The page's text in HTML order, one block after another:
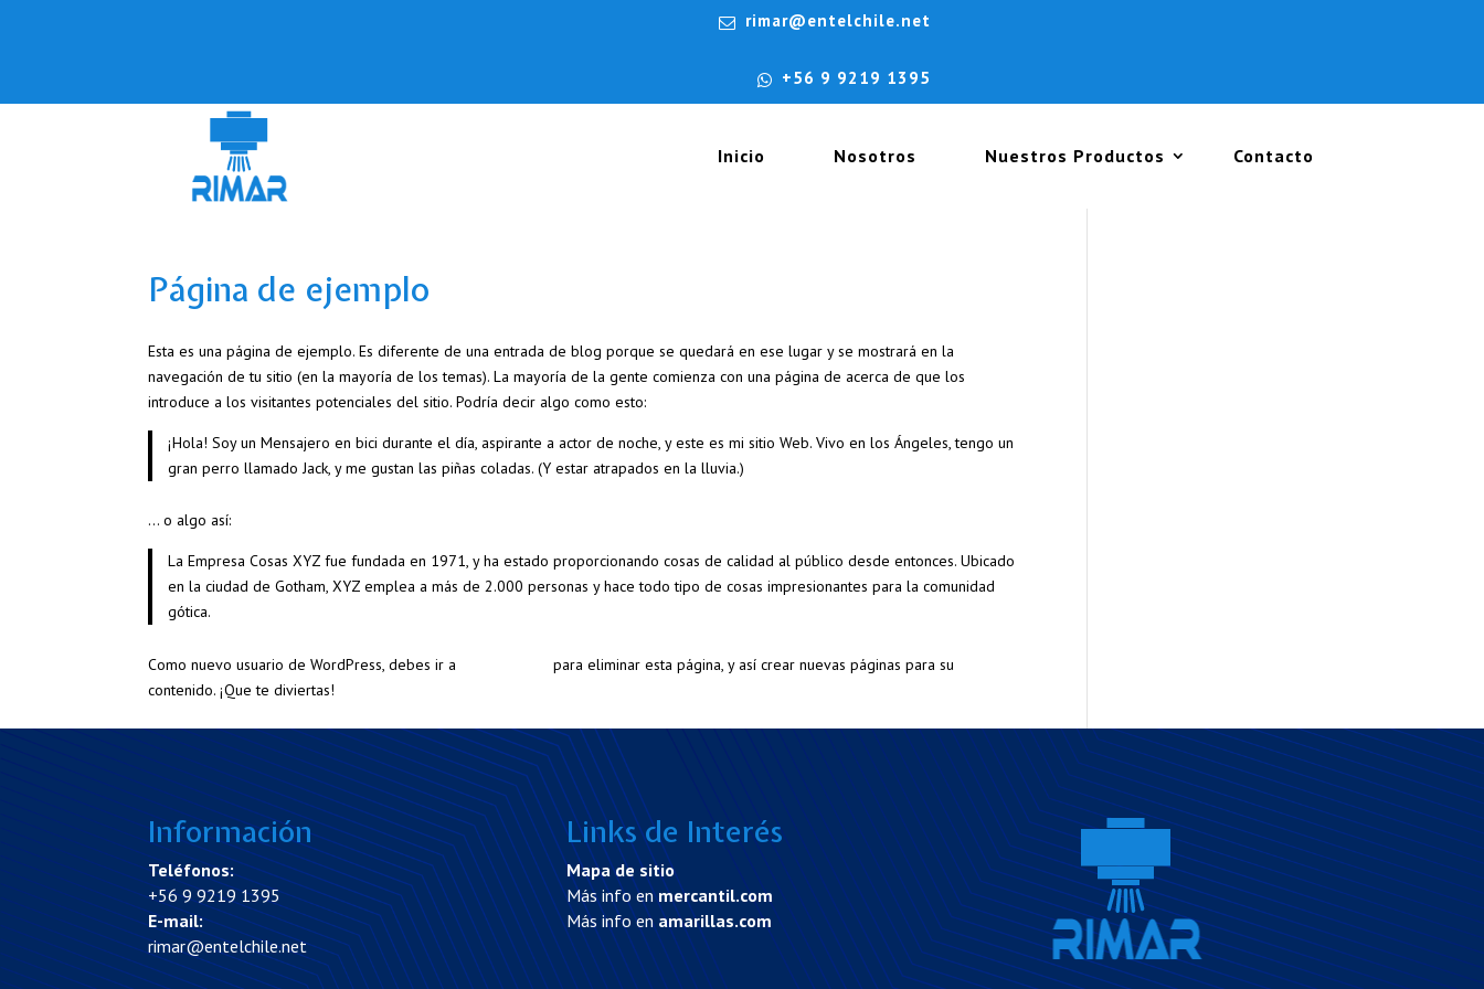
rimar@entelchile.net
+56 9 9219 1395
Inicio Nosotros Nuestros Productos Contacto
Página de ejemplo
Esta es una página de ejemplo. Es diferente de una entrada de blog porque se quedará en ese lugar y se mostrará en la
navegación de tu sitio (en la mayoría de los temas). La mayoría de la gente comienza con una página de acerca de que los
introduce a los visitantes potenciales del sitio. Podría decir algo como esto:
¡Hola! Soy un Mensajero en bici durante el día, aspirante a actor de noche, y este es mi sitio Web. Vivo en los Ángeles, tengo un
gran perro llamado Jack, y me gustan las piñas coladas. (Y estar atrapados en la lluvia.)
… o algo así:
La Empresa Cosas XYZ fue fundada en 1971, y ha estado proporcionando cosas de calidad al público desde entonces. Ubicado
en la ciudad de Gotham, XYZ emplea a más de 2.000 personas y hace todo tipo de cosas impresionantes para la comunidad
gótica.
Como nuevo usuario de WordPress, debes ir a
para eliminar esta página, y así crear nuevas páginas para su
contenido. ¡Que te diviertas!
Información
Teléfonos:
+56 9 9219 1395
E-mail:
rimar@entelchile.net
Links de Interés
Mapa de sitio
Más info enmercantil.com
Más info en amarillas.com